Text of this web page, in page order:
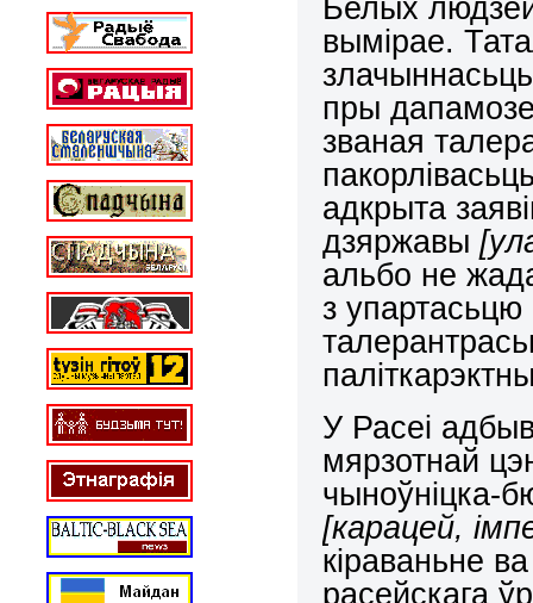
вымірае.
пры
званая
адкрыта
дзяржавы
альбо не
з
У Расеі
мярзотнай
чыноўніцка-
[карацей,
кіраваньне
расейскага